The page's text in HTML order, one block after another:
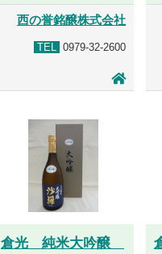
西の誉銘醸株式会社
TEL 0979-32-2600
倉光 純米大吟醸